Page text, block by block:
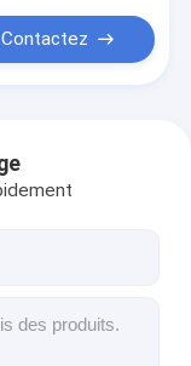
Contactez